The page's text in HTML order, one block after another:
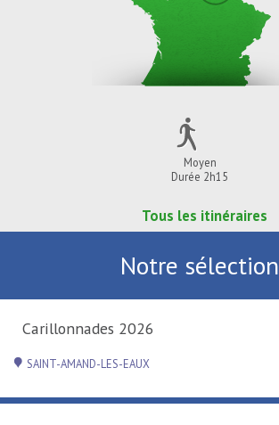
Moyen
Durée 2h15
Tous les itinéraires
Notre sélection
Carillonnades 2026
SAINT-AMAND-LES-EAUX